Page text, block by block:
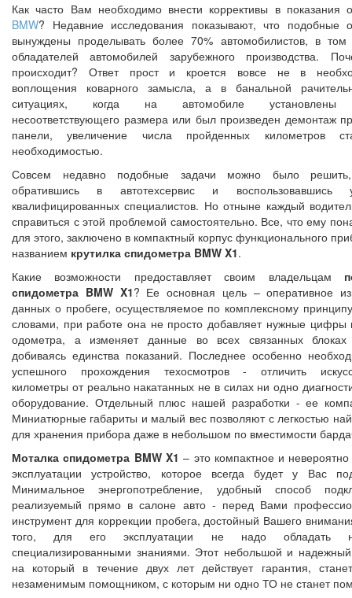
Как часто Вам необходимо внести коррективы в показания
BMW? Недавние исследования показывают, что подобные
вынуждены проделывать более 70% автомобилистов, в
обладателей автомобилей зарубежного производства.
происходит? Ответ прост и кроется вовсе не в
воплощения коварного замысла, а в банальной
ситуациях, когда на автомобиле установлены
несоответствующего размера или был произведен демонтаж
панели, увеличение числа пройденных километров
необходимостью.
Совсем недавно подобные задачи можно было
обратившись в автотехсервис и воспользовавшись
квалифицированных специалистов. Но отныне каждый
справиться с этой проблемой самостоятельно. Все, что ему
для этого, заключено в компактный корпус функционального
названием крутилка спидометра BMW X1.
Какие возможности предоставляет своим владельцам
спидометра BMW X1? Ее основная цель – оперативное
данных о пробеге, осуществляемое по комплексному
словами, при работе она не просто добавляет нужные цифры
одометра, а изменяет данные во всех связанных блоках
добиваясь единства показаний. Последнее особенно
успешного прохождения техосмотров - отличить
километры от реально накатанных не в силах ни одно
оборудование. Отдельный плюс нашей разработки - ее
Миниатюрные габариты и малый вес позволяют с легкостью
для хранения прибора даже в небольшом по вместимости
Моталка спидометра BMW X1 – это компактное и невероятно
эксплуатации устройство, которое всегда будет у Вас
Минимальное энергопотребление, удобный способ
реализуемый прямо в салоне авто - перед Вами
инструмент для коррекции пробега, достойный Вашего
того, для его эксплуатации не надо обладать
специализированными знаниями. Этот небольшой и
на который в течение двух лет действует гарантия,
незаменимым помощником, с которым ни одно ТО не станет